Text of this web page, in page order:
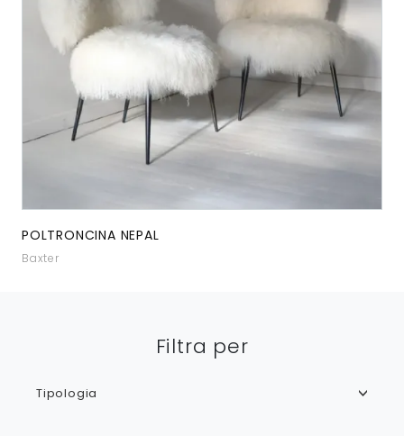
POLTRONCINA NEPAL
Baxter
Filtra per
Tipologia